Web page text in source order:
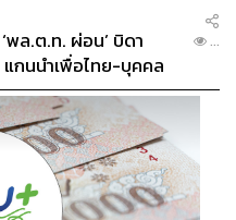
ล.ต.ท. ผ่อน’ บิดา
แกนนำเพื่อไทย-บุคคล
...